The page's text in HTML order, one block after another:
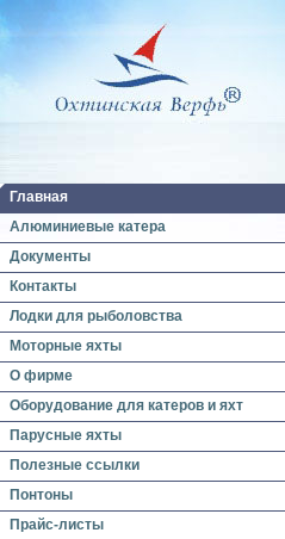
Главная
Алюминиевые катера
Документы
Контакты
Лодки для рыболовства
Моторные яхты
О фирме
Оборудование для катеров и яхт
Парусные яхты
Полезные ссылки
Понтоны
Прайс-листы